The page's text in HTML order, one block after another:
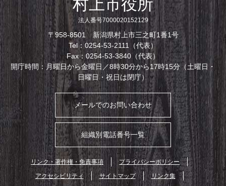
村上市役所
法人番号7000020152129
〒958-8501 新潟県村上市三之町1番1号
Tel：0254-53-2111（代表）
Fax：0254-53-3840（代表）
開庁時間：月曜日から金曜日／8時30分から17時15分（土曜日・
日曜日・祝日は閉庁）
メールでのお問い合わせ
組織別電話番号一覧
リンク・著作権・免責事項
プライバシーポリシー
アクセシビリティ
サイトマップ リンク集